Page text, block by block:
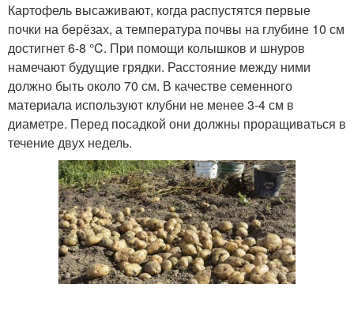
Картофель высаживают, когда распустятся первые
почки на берёзах, а температура почвы на глубине 10 см
достигнет 6-8 °C. При помощи колышков и шнуров
намечают будущие грядки. Расстояние между ними
должно быть около 70 см. В качестве семенного
материала используют клубни не менее 3-4 см в
диаметре. Перед посадкой они должны проращиваться в
течение двух недель.